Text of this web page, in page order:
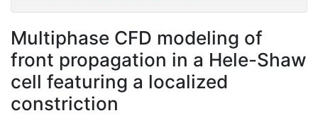
Multiphase CFD modeling of
front propagation in a Hele-Shaw
cell featuring a localized
constriction